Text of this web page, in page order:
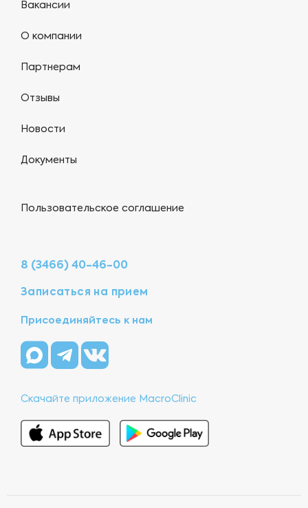
Вакансии
О компании
Партнерам
Отзывы
Новости
Документы
Пользовательское соглашение
8 (3466) 40-46-00
Записаться на прием
Присоединяйтесь к нам
Скачайте приложение MacroClinic